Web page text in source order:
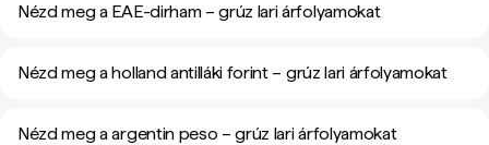
Nézd meg a EAE-dirham – grúz lari árfolyamokat
Nézd meg a holland antilláki forint – grúz lari árfolyamokat
Nézd meg a argentin peso – grúz lari árfolyamokat